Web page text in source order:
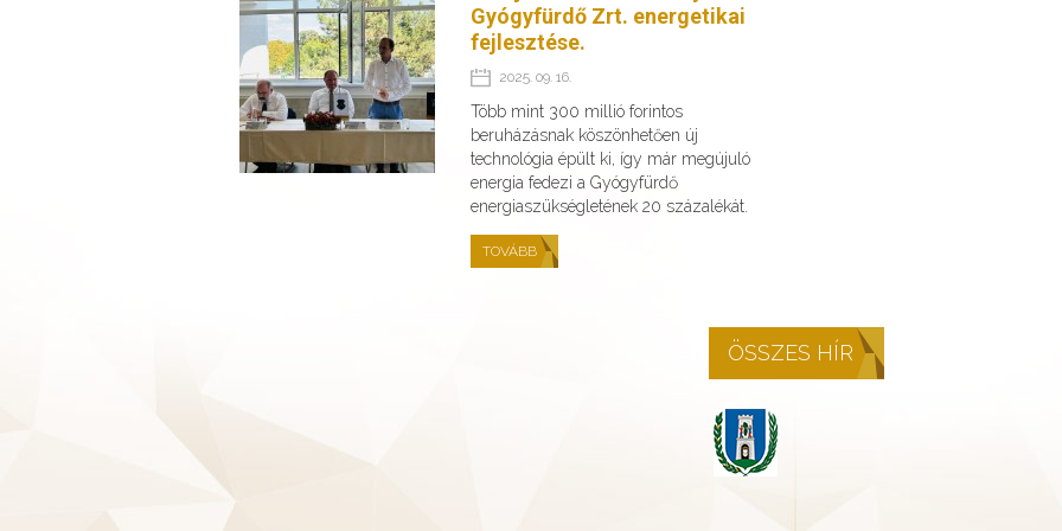
Gyógyfürdő Zrt. energetikai
fejlesztése.
2025. 09. 16.
Több mint 300 millió forintos
beruházásnak köszönhetően új
technológia épült ki, így már megújuló
energia fedezi a Gyógyfürdő
energiaszükségletének 20 százalékát.
TOVÁBB
ÖSSZES HÍR